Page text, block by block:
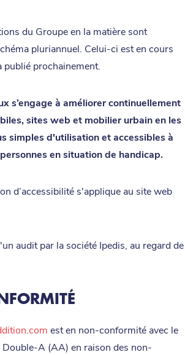
du Groupe en la matière sont
pluriannuel. Celui-ci est en cours
publié prochainement.
s’engage à améliorer continuellement
sites web et mobilier urbain en les
simples d'utilisation et accessibles à
en situation de handicap.
d’accessibilité s'applique au site web
audit par la société Ipedis, au regard de
est en non-conformité avec le
A (AA) en raison des non-